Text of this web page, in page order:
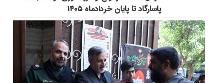
پاسارگاد تا پایان خردادماه ۱۴۰۵